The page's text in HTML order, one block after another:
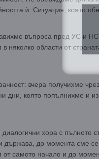
ѝ. Ситуация, която
въпроса пред УС и
няколко области от
вчера получихме
дни, която попълнихме и
хора с пълното
държава, до момента сме
от самото начало и до